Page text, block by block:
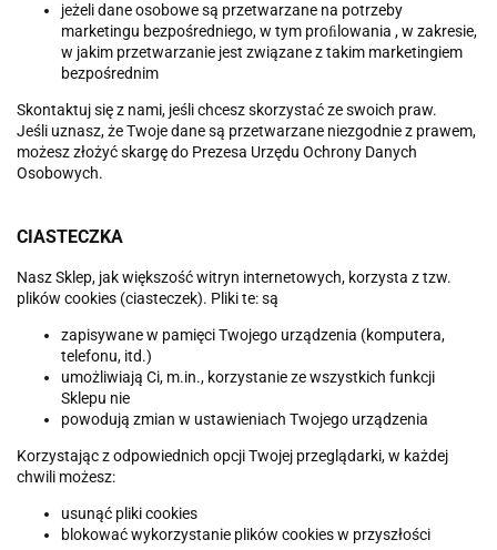
jeżeli dane osobowe są przetwarzane na potrzeby
marketingu bezpośredniego, w tym proﬁlowania , w zakresie,
w jakim przetwarzanie jest związane z takim marketingiem
bezpośrednim
Skontaktuj się z nami, jeśli chcesz skorzystać ze swoich praw.
Jeśli uznasz, że Twoje dane są przetwarzane niezgodnie z prawem,
możesz złożyć skargę do Prezesa Urzędu Ochrony Danych
Osobowych.
CIASTECZKA
Nasz Sklep, jak większość witryn internetowych, korzysta z tzw.
plików cookies (ciasteczek). Pliki te: są
zapisywane w pamięci Twojego urządzenia (komputera,
telefonu, itd.)
umożliwiają Ci, m.in., korzystanie ze wszystkich funkcji
Sklepu nie
powodują zmian w ustawieniach Twojego urządzenia
Korzystając z odpowiednich opcji Twojej przeglądarki, w każdej
chwili możesz:
usunąć pliki cookies
blokować wykorzystanie plików cookies w przyszłości